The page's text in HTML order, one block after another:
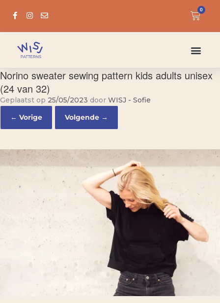
0
Norino sweater sewing pattern kids adults unisex
(24 van 32)
Geplaatst op 25/05/2023 door WISJ - Sofie
← Vorige
Volgende →